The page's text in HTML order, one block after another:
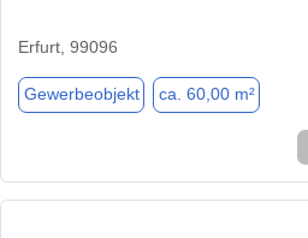
Erfurt, 99096
Gewerbeobjekt ca. 60,00 m²